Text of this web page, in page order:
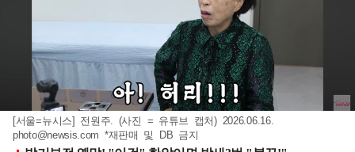
[서울=뉴시스] 전원주. (사진 = 유튜브 캡처) 2026.06.16.
photo@newsis.com *재판매 및 DB 금지